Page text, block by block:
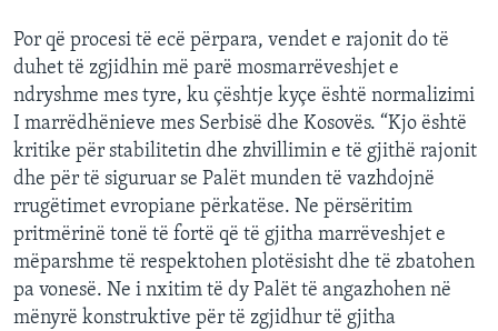
Por që procesi të ecë përpara, vendet e rajonit do të
duhet të zgjidhin më parë mosmarrëveshjet e
ndryshme mes tyre, ku çështje kyçe është normalizimi
I marrëdhënieve mes Serbisë dhe Kosovës. “Kjo është
kritike për stabilitetin dhe zhvillimin e të gjithë rajonit
dhe për të siguruar se Palët munden të vazhdojnë
rrugëtimet evropiane përkatëse. Ne përsëritim
pritmërinë tonë të fortë që të gjitha marrëveshjet e
mëparshme të respektohen plotësisht dhe të zbatohen
pa vonesë. Ne i nxitim të dy Palët të angazhohen në
mënyrë konstruktive për të zgjidhur të gjitha